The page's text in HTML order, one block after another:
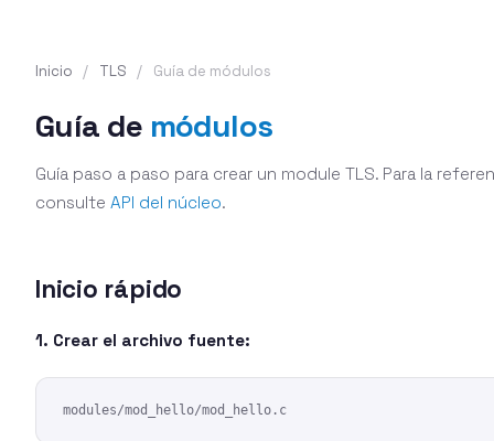
Inicio / TLS / Guía de módulos
Guía de módulos
Guía paso a paso para crear un module TLS. Para la
consulte API del núcleo.
Inicio rápido
1. Crear el archivo fuente:
modules/mod_hello/mod_hello.c